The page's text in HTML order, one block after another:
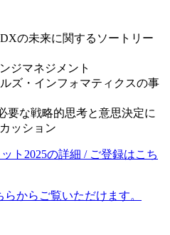
の未来に関するソートリー
ジマネジメント
ズ・インフォマティクスの事
要な戦略的思考と意思決定に
ッション
ト2025の詳細 / ご登録はこち
からご覧いただけます。